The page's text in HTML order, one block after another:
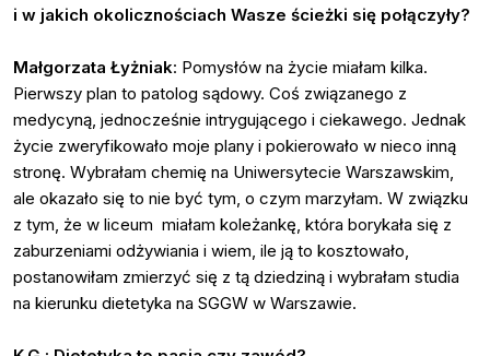
i w jakich okolicznościach Wasze ścieżki się połączyły?
Małgorzata Łyżniak: Pomysłów na życie miałam kilka.
Pierwszy plan to patolog sądowy. Coś związanego z
medycyną, jednocześnie intrygującego i ciekawego. Jednak
życie zweryfikowało moje plany i pokierowało w nieco inną
stronę. Wybrałam chemię na Uniwersytecie Warszawskim,
ale okazało się to nie być tym, o czym marzyłam. W związku
z tym, że w liceum miałam koleżankę, która borykała się z
zaburzeniami odżywiania i wiem, ile ją to kosztowało,
postanowiłam zmierzyć się z tą dziedziną i wybrałam studia
na kierunku dietetyka na SGGW w Warszawie.